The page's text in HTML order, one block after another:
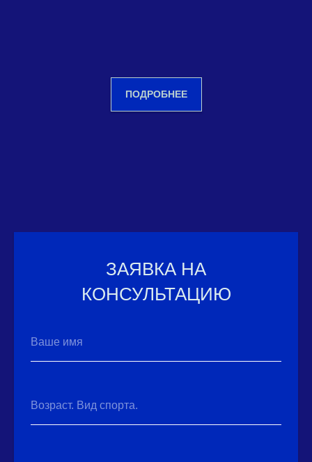
ПОДРОБНЕЕ
ЗАЯВКА НА
КОНСУЛЬТАЦИЮ
Ваше имя
Возраст. Вид спорта.